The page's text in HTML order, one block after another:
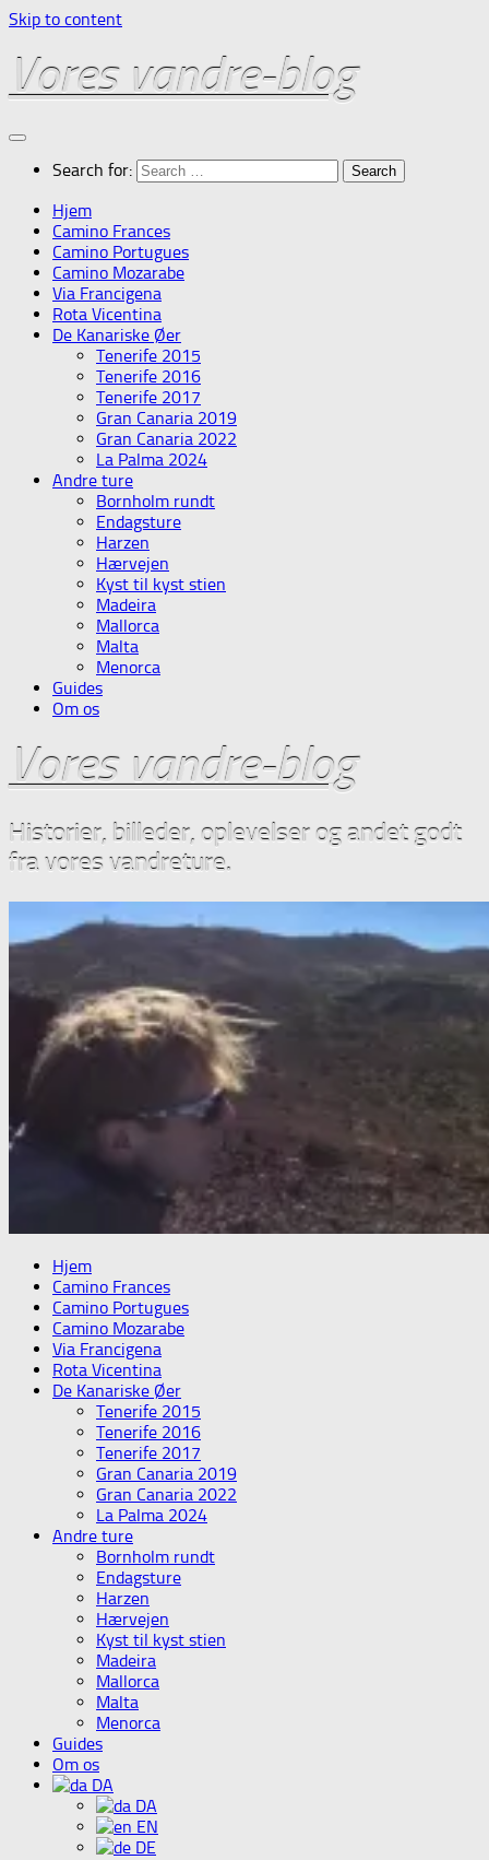
Skip to content
Vores vandre-blog
Search for:
Hjem
Camino Frances
Camino Portugues
Camino Mozarabe
Via Francigena
Rota Vicentina
De Kanariske Øer
Tenerife 2015
Tenerife 2016
Tenerife 2017
Gran Canaria 2019
Gran Canaria 2022
La Palma 2024
Andre ture
Bornholm rundt
Endagsture
Harzen
Hærvejen
Kyst til kyst stien
Madeira
Mallorca
Malta
Menorca
Guides
Om os
Vores vandre-blog
Historier, billeder, oplevelser og andet godt
fra vores vandreture.
Hjem
Camino Frances
Camino Portugues
Camino Mozarabe
Via Francigena
Rota Vicentina
De Kanariske Øer
Tenerife 2015
Tenerife 2016
Tenerife 2017
Gran Canaria 2019
Gran Canaria 2022
La Palma 2024
Andre ture
Bornholm rundt
Endagsture
Harzen
Hærvejen
Kyst til kyst stien
Madeira
Mallorca
Malta
Menorca
Guides
Om os
DA
DA
EN
DE